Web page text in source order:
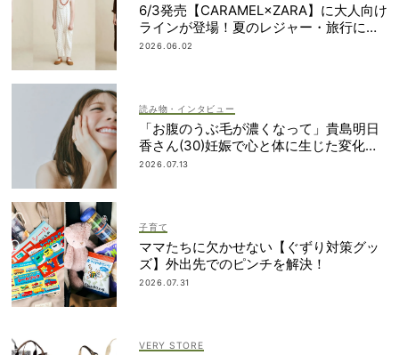
6/3発売【CARAMEL×ZARA】に大人向け
ラインが登場！夏のレジャー・旅行にも
おすすめ
2026.06.02
読み物・インタビュー
「お腹のうぶ毛が濃くなって」貴島明日
香さん(30)妊娠で心と体に生じた変化も
「愛しいです」
2026.07.13
子育て
ママたちに欠かせない【ぐずり対策グッ
ズ】外出先でのピンチを解決！
2026.07.31
VERY STORE